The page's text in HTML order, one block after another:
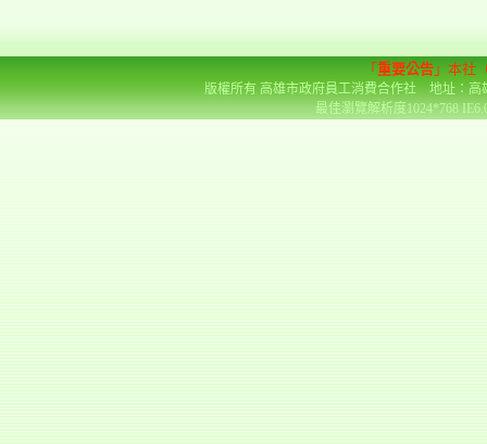
「 重要公告」本社
版權所有 高雄市政府員工消費合作社 地址：高
最佳瀏覽解析度1024*768